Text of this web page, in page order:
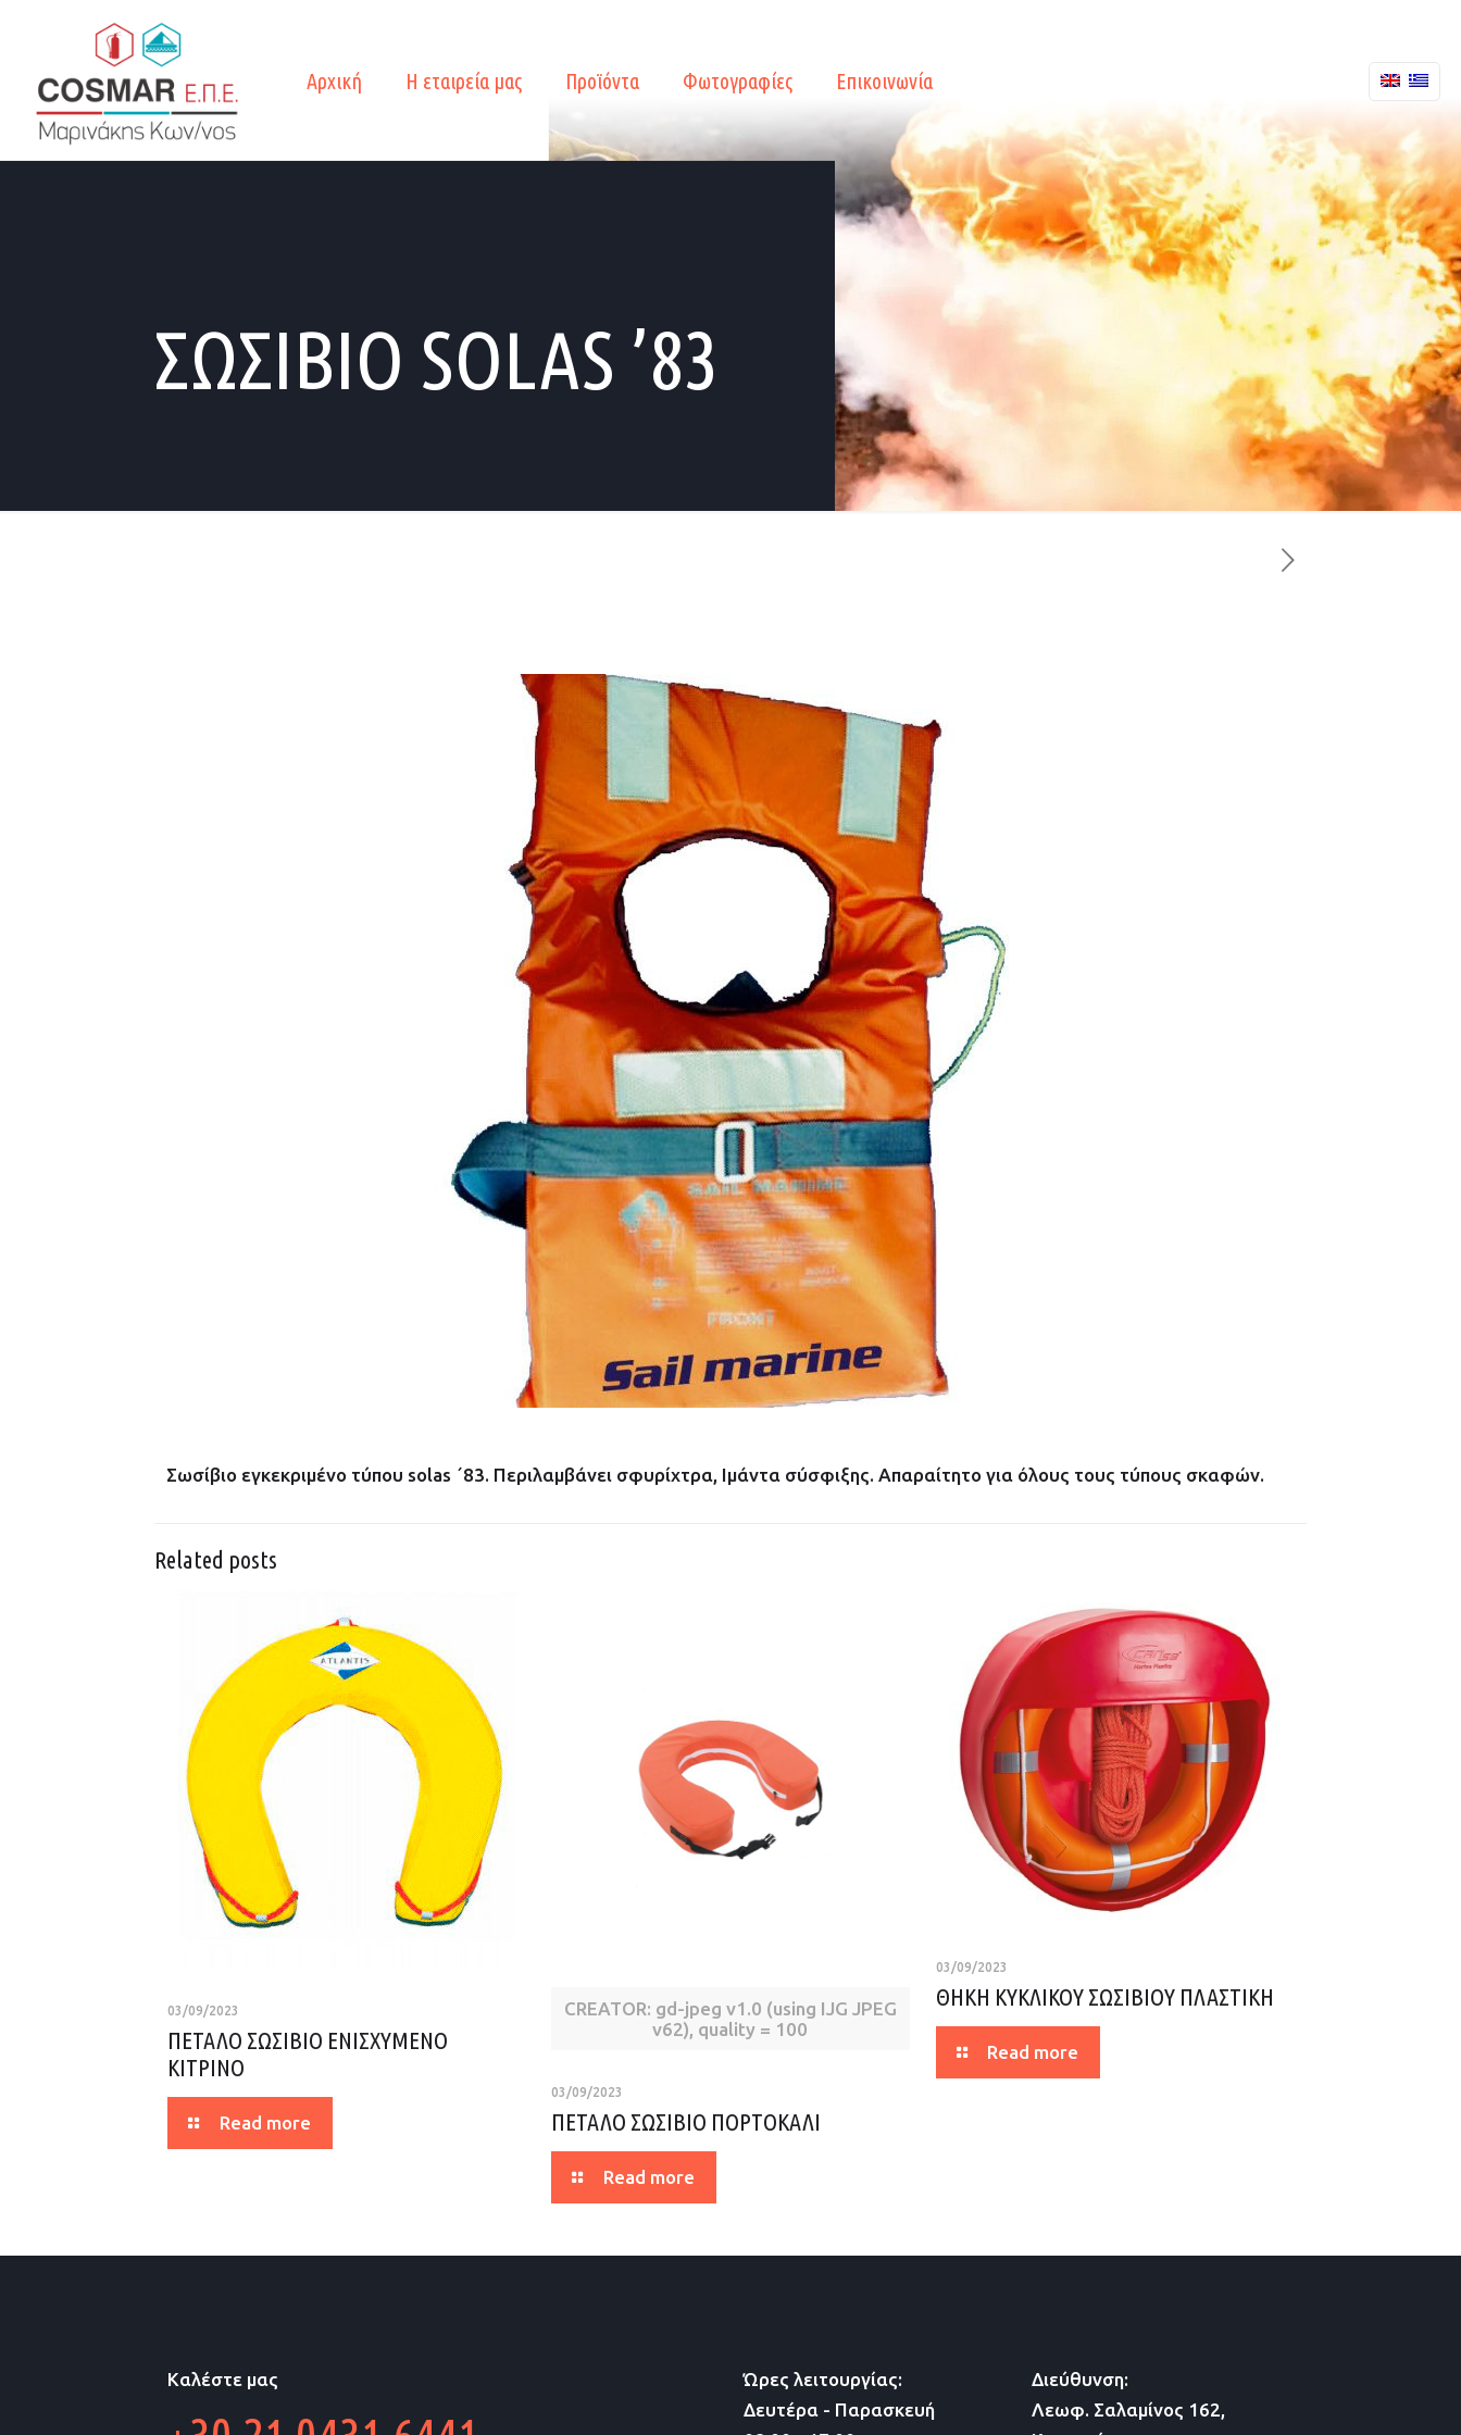
Αρχική Η εταιρεία μας Προϊόντα Φωτογραφίες Επικοινωνία
ΣΩΣΙΒΙΟ SOLAS ’83
Σωσίβιο εγκεκριμένο τύπου solas ΄83. Περιλαμβάνει σφυρίχτρα, Ιμάντα σύσφιξης. Απαραίτητο για όλους τους τύπους σκαφών.
Related posts
03/09/2023
ΠΕΤΑΛΟ ΣΩΣΙΒΙΟ ΕΝΙΣΧΥΜΕΝΟ
ΚΙΤΡΙΝΟ
Read more
CREATOR: gd-jpeg v1.0 (using IJG JPEG
v62), quality = 100
03/09/2023
ΠΕΤΑΛΟ ΣΩΣΙΒΙΟ ΠΟΡΤΟΚΑΛΙ
Read more
03/09/2023
ΘΗΚΗ ΚΥΚΛΙΚΟΥ ΣΩΣΙΒΙΟΥ ΠΛΑΣΤΙΚΗ
Read more
Καλέστε μας
Ώρες λειτουργίας:
Δευτέρα - Παρασκευή
Διεύθυνση:
Λεωφ. Σαλαμίνος 162,